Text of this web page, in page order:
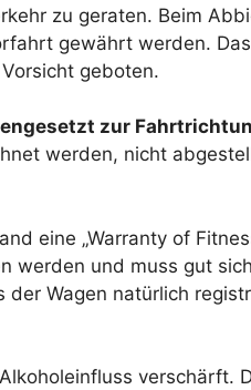
zu geraten. Beim
gewährt werden.
geboten.
zur
werden, nicht
eine „Warranty of
werden und muss gut
Wagen natürlich
verschärft.